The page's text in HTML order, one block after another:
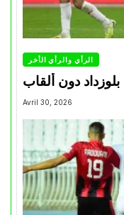
الرأي والرأي الأخر
دون ألقاب
Avril 30, 2026